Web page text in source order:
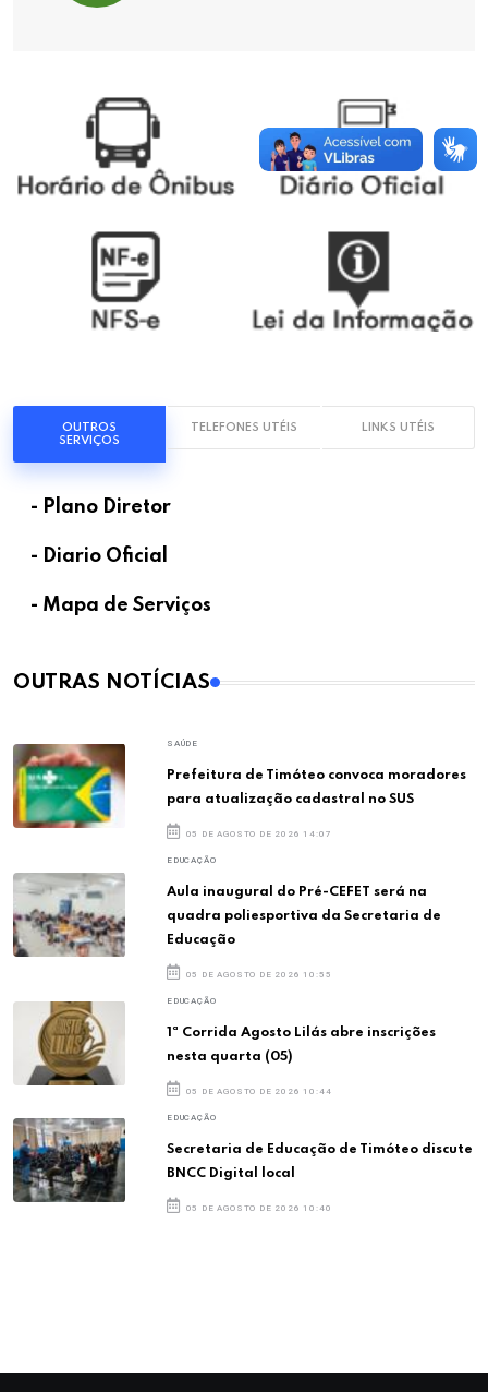
OUTROS
SERVIÇOS
TELEFONES UTÉIS LINKS UTÉIS
- Plano Diretor
- Diario Oficial
- Mapa de Serviços
OUTRAS NOTÍCIAS
SAÚDE
Prefeitura de Timóteo convoca moradores
para atualização cadastral no SUS
05 DE AGOSTO DE 2026 14:07
EDUCAÇÃO
Aula inaugural do Pré-CEFET será na
quadra poliesportiva da Secretaria de
Educação
05 DE AGOSTO DE 2026 10:55
EDUCAÇÃO
1ª Corrida Agosto Lilás abre inscrições
nesta quarta (05)
05 DE AGOSTO DE 2026 10:44
EDUCAÇÃO
Secretaria de Educação de Timóteo discute
BNCC Digital local
05 DE AGOSTO DE 2026 10:40